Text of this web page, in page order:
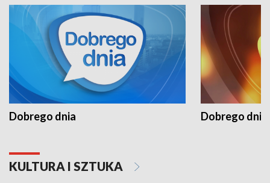
Dobrego dnia Dobrego dnia
KULTURA I SZTUKA